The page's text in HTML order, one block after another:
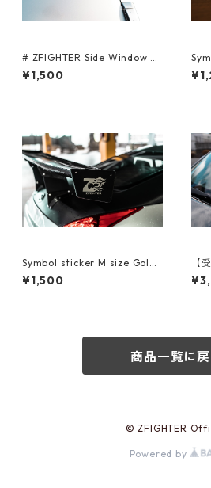
# ZFIGHTER Side Window St
icker Neo Chrome/Gold/Silv
er/White
¥1,500
Symbol sticker M size Gold/
Silver/Neo Chrome
¥1,500
【
nt
商品一覧に
© ZFIGHTER
Powered by